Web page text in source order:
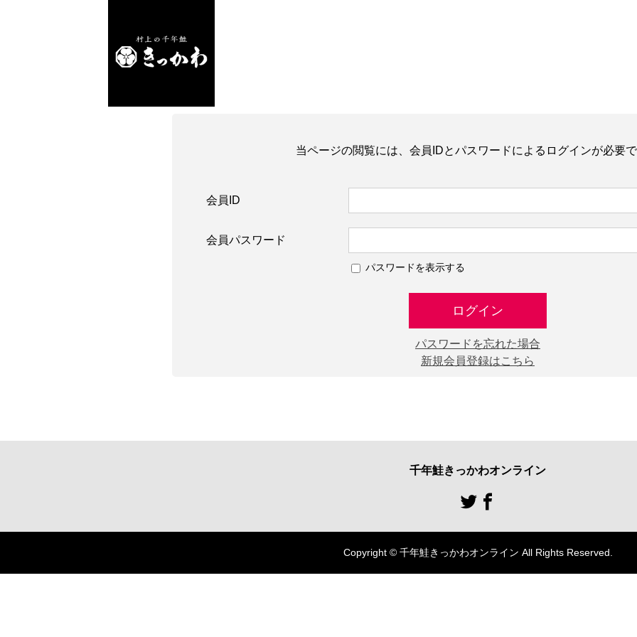
当ページの閲覧には、会員IDとパスワードによるログインが必要
会員ID
会員パスワード
パスワードを表示する
ログイン
パスワードを忘れた場合
新規会員登録はこちら
千年鮭きっかわオンライン
Copyright © 千年鮭きっかわオンライン All Rights Reserved.